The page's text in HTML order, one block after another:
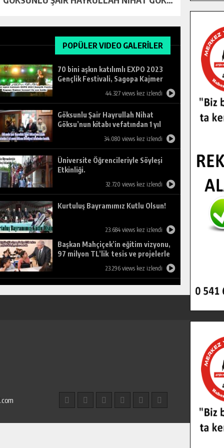
POPÜLER VIDEO GALERİLER
70 bini aşkın katılımlı EXPO 2023
Gençlik Festivali, Sagopa Kajmer
44.327 views kez izlendi
Göksunlu Şair Hayrullah Nihat
Göksu’nun kitabı vefatından 1 yıl
sonra Göksun Belediyesi tarafından
34.080 views kez izlendi
Üniversite Öğrencileriyle Söyleşi
Etkinliği.
32.720 views kez izlendi
Kurtuluş Bayramımız Kutlu Olsun!
23.684 views kez izlendi
Başkan Mahçiçek’in eğitim vizyonu,
97 milyon TL’lik tesis ve projelerle
23.296 views kez izlendi